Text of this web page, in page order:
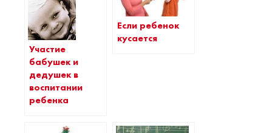
Участие
бабушек и
дедушек в
воспитании
ребенка
Если ребенок
кусается